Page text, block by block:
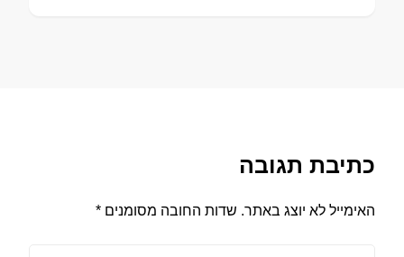
כתיבת תגובה
האימייל לא יוצג באתר. שדות החובה מסומנים *